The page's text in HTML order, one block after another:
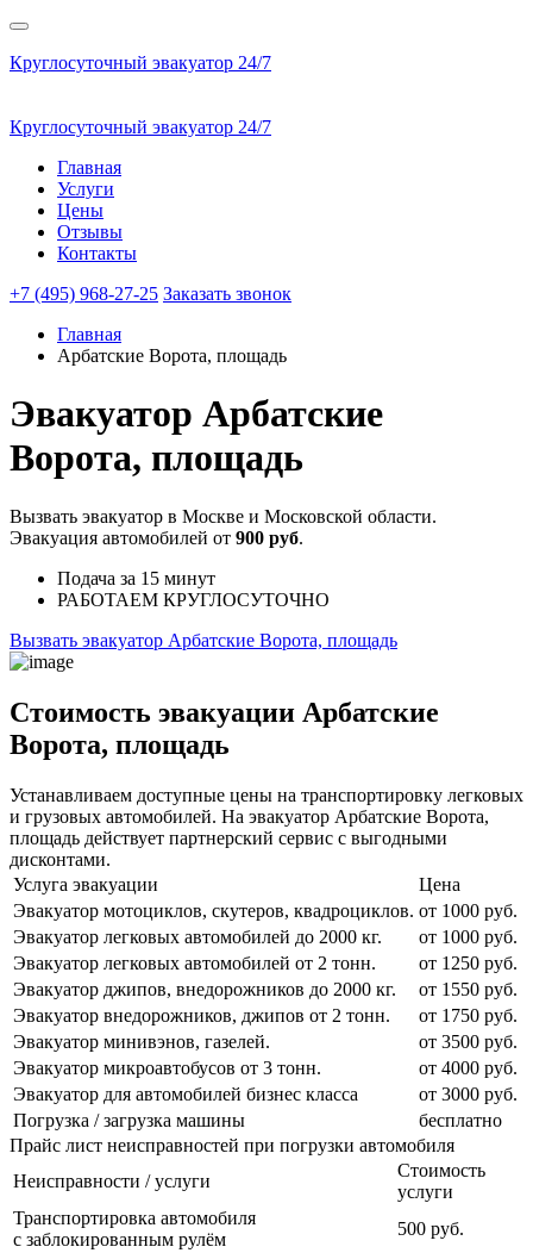
Круглосуточный эвакуатор 24/7
Круглосуточный эвакуатор 24/7
Главная
Услуги
Цены
Отзывы
Контакты
+7 (495) 968-27-25 Заказать звонок
Главная
Арбатские Ворота, площадь
Эвакуатор Арбатские
Ворота, площадь
Вызвать эвакуатор в Москве и Московской области.
Эвакуация автомобилей от 900 руб.
Подача за 15 минут
РАБОТАЕМ КРУГЛОСУТОЧНО
Вызвать эвакуатор Арбатские Ворота, площадь
Стоимость эвакуации Арбатские
Ворота, площадь
Устанавливаем доступные цены на транспортировку легковых
и грузовых автомобилей. На эвакуатор Арбатские Ворота,
площадь действует партнерский сервис с выгодными
дисконтами.
Услуга эвакуации
Цена
Эвакуатор мотоциклов, скутеров, квадроциклов. от 1000 руб.
Эвакуатор легковых автомобилей до 2000 кг.
от 1000 руб.
Эвакуатор легковых автомобилей от 2 тонн.
от 1250 руб.
Эвакуатор джипов, внедорожников до 2000 кг.
от 1550 руб.
Эвакуатор внедорожников, джипов от 2 тонн.
от 1750 руб.
Эвакуатор минивэнов, газелей.
от 3500 руб.
Эвакуатор микроавтобусов от 3 тонн.
от 4000 руб.
Эвакуатор для автомобилей бизнес класса
от 3000 руб.
Погрузка / загрузка машины
бесплатно
Прайс лист неисправностей при погрузки автомобиля
Неисправности / услуги
Стоимость
услуги
Транспортировка автомобиля
с заблокированным рулём
500 руб.